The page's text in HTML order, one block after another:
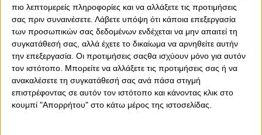
πιο λεπτομερείς πληροφορίες και να αλλάξετε τις προτιμήσεις
σας πριν συναινέσετε. Λάβετε υπόψη ότι κάποια επεξεργασία
των προσωπικών σας δεδομένων ενδέχεται να μην απαιτεί τη
συγκατάθεσή σας, αλλά έχετε το δικαίωμα να αρνηθείτε αυτήν
την επεξεργασία. Οι προτιμήσεις σαςθα ισχύουν μόνο για αυτόν
τον ιστότοπο. Μπορείτε να αλλάξετε τις προτιμήσεις σας ή να
ανακαλέσετε τη συγκατάθεσή σας ανά πάσα στιγμή
επιστρέφοντας σε αυτόν τον ιστότοπο και κάνοντας κλικ στο
κουμπί "Απορρήτου" στο κάτω μέρος της ιστοσελίδας.